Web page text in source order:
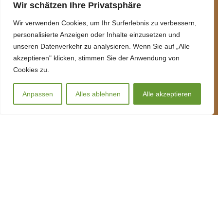
Wir schätzen Ihre Privatsphäre
Wir verwenden Cookies, um Ihr Surferlebnis zu verbessern,
personalisierte Anzeigen oder Inhalte einzusetzen und
unseren Datenverkehr zu analysieren. Wenn Sie auf „Alle
akzeptieren" klicken, stimmen Sie der Anwendung von
Cookies zu.
Anpassen Alles ablehnen Alle akzeptieren
Wir über uns
Kontakt
FAQ (Häufige Fragen)
Versand
Zahlung
News
0